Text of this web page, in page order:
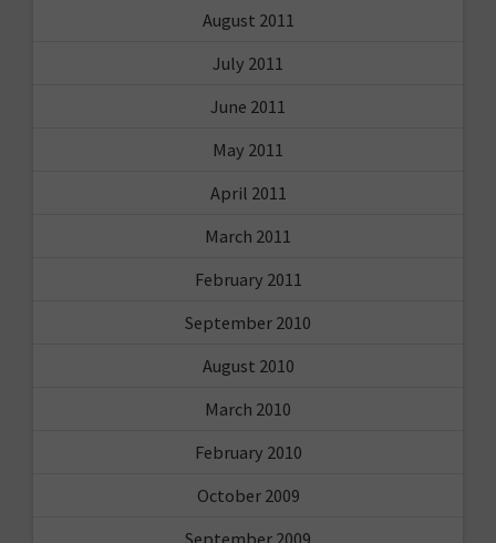
August 2011
July 2011
June 2011
May 2011
April 2011
March 2011
February 2011
September 2010
August 2010
March 2010
February 2010
October 2009
September 2009